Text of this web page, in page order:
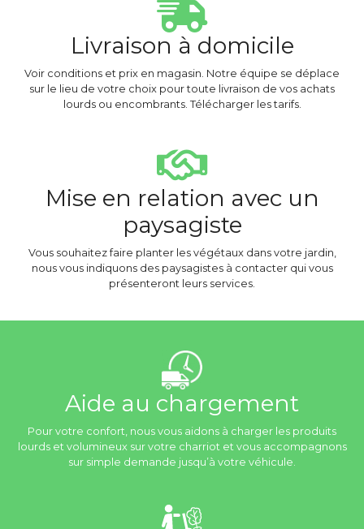
Livraison à domicile
Voir conditions et prix en magasin. Notre équipe se déplace
sur le lieu de votre choix pour toute livraison de vos achats
lourds ou encombrants. Télécharger les tarifs.
Mise en relation avec un
paysagiste
Vous souhaitez faire planter les végétaux dans votre jardin,
nous vous indiquons des paysagistes à contacter qui vous
présenteront leurs services.
Aide au chargement
Pour votre confort, nous vous aidons à charger les produits
lourds et volumineux sur votre charriot et vous accompagnons
sur simple demande jusqu’à votre véhicule.